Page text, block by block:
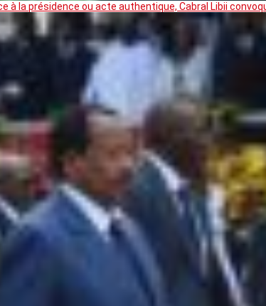
à la présidence ou acte authentique, Cabral Libii